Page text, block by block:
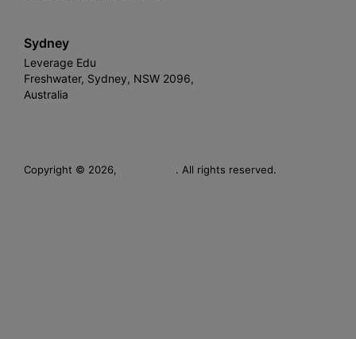
Sydney
Leverage Edu
Freshwater, Sydney, NSW 2096,
Australia
Copyright © 2026, . All rights reserved.